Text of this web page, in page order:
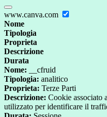
www.canva.com
Nome
Tipologia
Proprieta
Descrizione
Durata
Nome: __cfruid
Tipologia: analitico
Proprieta: Terze Parti
Descrizione: Cookie associato
utilizzato per identificare il